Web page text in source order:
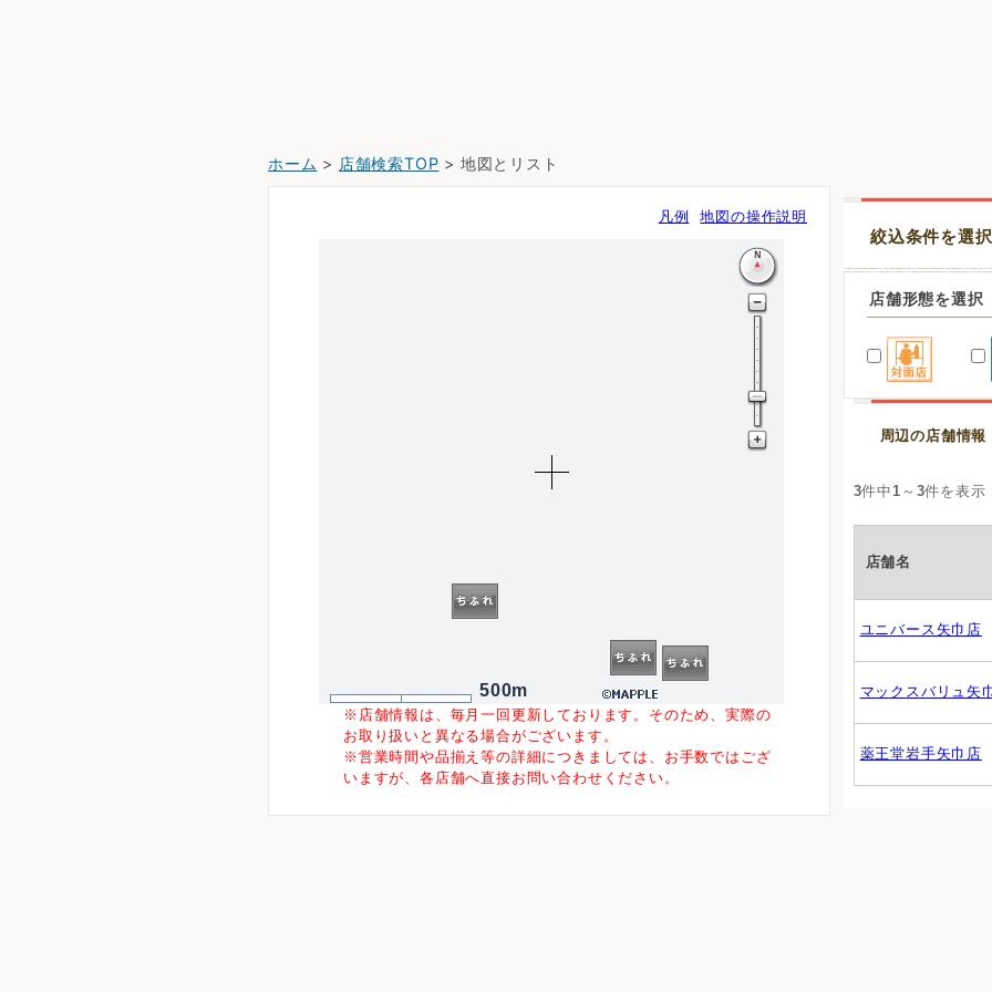
ホーム > 店舗検索TOP > 地図とリスト
凡例 地図の操作説明
500m
※店舗情報は、毎月一回更新しております。そのため、実際の
お取り扱いと異なる場合がございます。
※営業時間や品揃え等の詳細につきましては、お手数ではござ
いますが、各店舗へ直接お問い合わせください。
絞込条件を選
店舗形態を選択
周辺の店舗情報
3件中 1 ～ 3件を表示
店舗名
ユニバース矢巾店
マックスバリュ矢
薬王堂岩手矢巾店